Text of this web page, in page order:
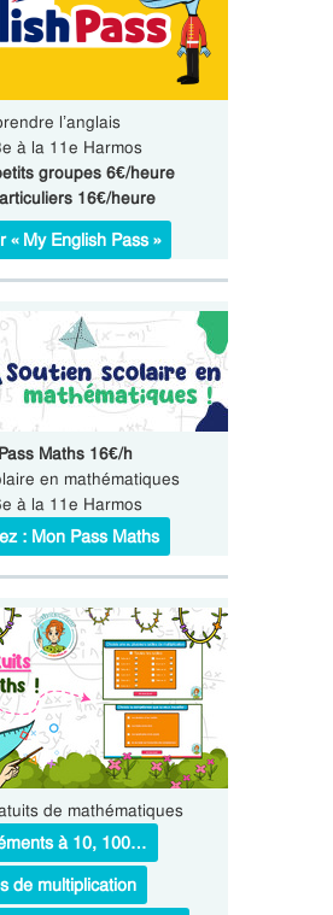
l’anglais
à la 11e Harmos
groupes 6€/heure
16€/heure
« My English Pass »
Maths 16€/h
en mathématiques
à la 11e Harmos
: Mon Pass Maths
de mathématiques
à 10, 100…
de multiplication